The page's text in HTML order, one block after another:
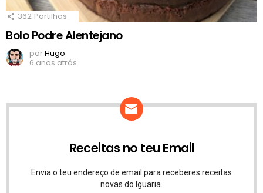
362 Partilhas
Bolo Podre Alentejano
porHugo
6 anos atrás
Receitas no teu Email
Envia o teu endereço de email para receberes receitas
novas do Iguaria.